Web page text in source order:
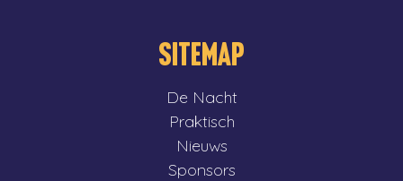
SITEMAP
De Nacht
Praktisch
Nieuws
Sponsors